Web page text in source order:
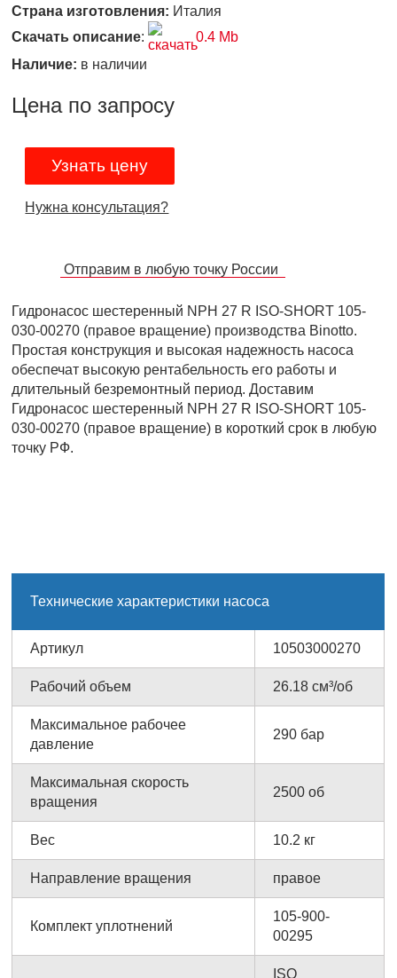
Страна изготовления: Италия
Скачать описание:
0.4 Mb
Наличие: в наличии
Цена по запросу
Узнать цену
Нужна консультация?
Отправим в любую точку России
Гидронасос шестеренный NPH 27 R ISO-SHORT 105-
030-00270 (правое вращение) производства Binotto.
Простая конструкция и высокая надежность насоса
обеспечат высокую рентабельность его работы и
длительный безремонтный период. Доставим
Гидронасос шестеренный NPH 27 R ISO-SHORT 105-
030-00270 (правое вращение) в короткий срок в любую
точку РФ.
Технические характеристики насоса
Артикул 10503000270
Рабочий объем 26.18 см³/об
Максимальное рабочее
давление
290 бар
Максимальная скорость
вращения
2500 об
Вес 10.2 кг
Направление вращения правое
Комплект уплотнений
105-900-
00295
ISO